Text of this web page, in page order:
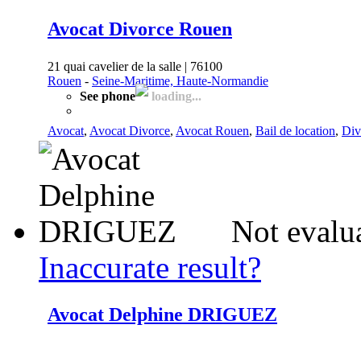
Avocat Divorce Rouen
21 quai cavelier de la salle | 76100
Rouen - Seine-Maritime, Haute-Normandie
See phone
loading...
Avocat, Avocat Divorce, Avocat Rouen, Bail de location,
Not
Inaccurate result?
Avocat Delphine DRIGUEZ